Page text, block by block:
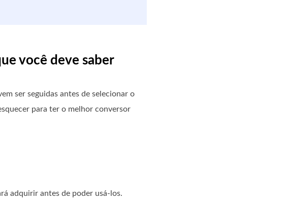
você deve saber
ser seguidas antes de selecionar o
para ter o melhor conversor
adquirir antes de poder usá-los.